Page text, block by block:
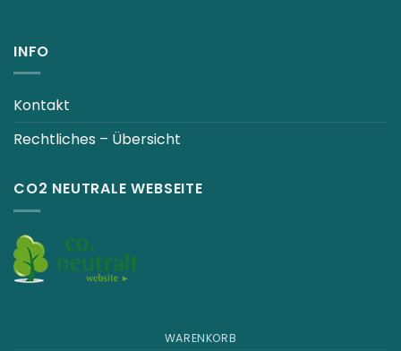
INFO
Kontakt
Rechtliches – Übersicht
CO2 NEUTRALE WEBSEITE
WARENKORB